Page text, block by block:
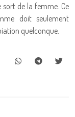
sort de la femme. Ce
doit seulement
quelconque.